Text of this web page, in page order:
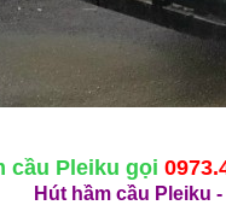
cầu Pleiku gọi
Hút hầm cầu Pleiku -